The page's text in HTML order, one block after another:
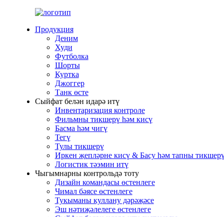
Продукция
Деним
Худи
Футболка
Шорты
Куртка
Джоггер
Танк өсте
Сыйфат белән идарә итү
Инвентаризация контроле
Фильмны тикшерү һәм кисү
Басма һәм чигү
Тегү
Тулы тикшерү
Иркен җепләрне кисү & Басу һәм тапны
Логистик тәэмин итү
Чыгымнарны контрольдә тоту
Дизайн командасы өстенлеге
Чимал бәясе өстенлеге
Тукыманы куллану дәрәҗәсе
Эш нәтиҗәлелеге өстенлеге